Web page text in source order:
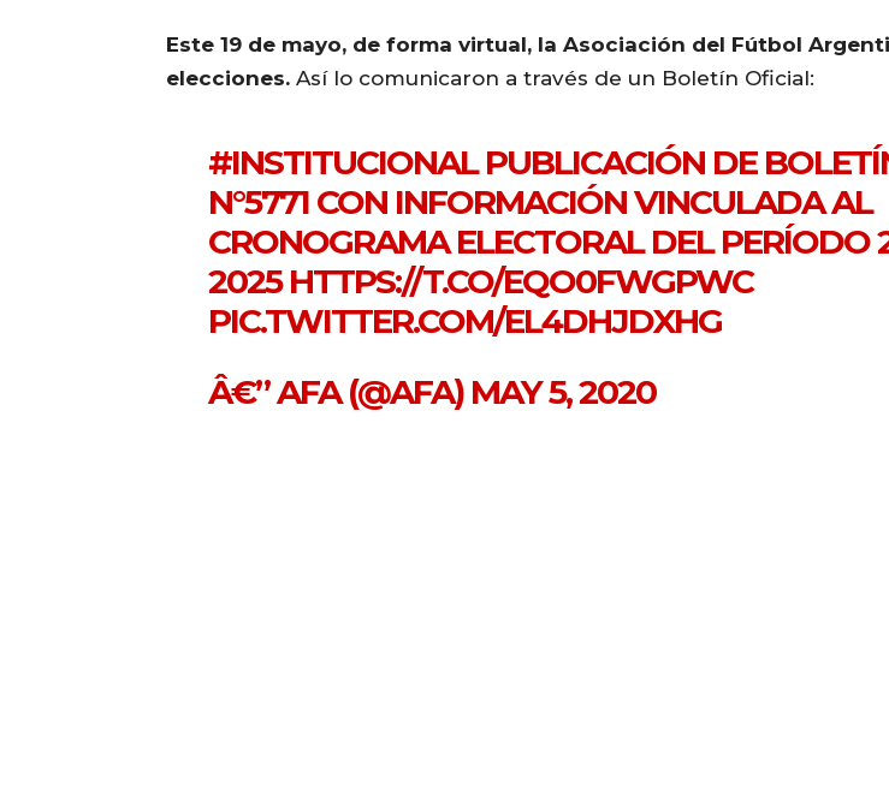
Este 19 de mayo, de forma virtual, la Asociación del Fútbol
elecciones. Así lo comunicaron a través de un Boletín Oficial:
#INSTITUCIONALPUBLICACIÓN DE
N°5771 CON INFORMACIÓN VINCULADA AL
CRONOGRAMA ELECTORAL DEL PERÍODO
2025HTTPS://T.CO/EQO0FWGPWC
PIC.TWITTER.COM/EL4DHJDXHG
Â€” AFA (@AFA) MAY 5, 2020